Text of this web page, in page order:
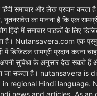
समाचार और लेख प्रदान करता
नूतनसवेरा का मानना है कि एक
मैं समाचार पाठकों के लिए
है। Nutansavera.com एक
में डिजिटल सामग्री प्रदान करना
सुविधा के अनुसार देख सकते हैं
जा सकता है। nutansavera is
regional Hindi language.
news and articles. As an